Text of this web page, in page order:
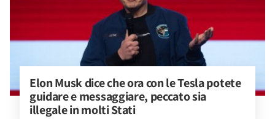
Elon Musk dice che ora con le Tesla potete
guidare e messaggiare, peccato sia
illegale in molti Stati